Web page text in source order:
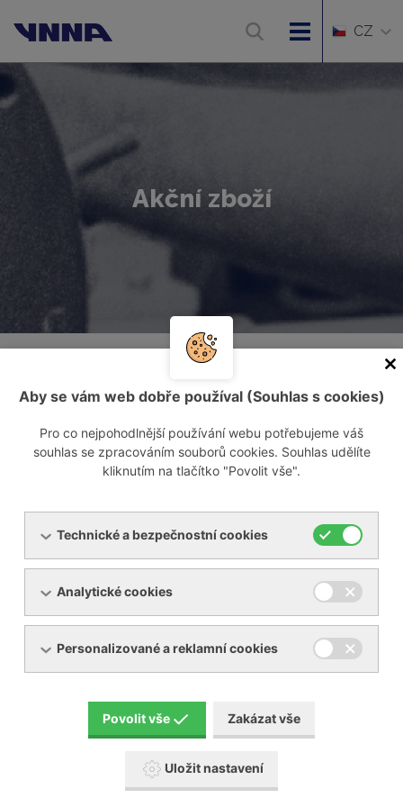
CZ
Akční zboží
Připravujeme
Menu
Produkty
Pronájem zařízení
Servis
Reference
Akční zboží
Popis piktogramů návodů BECKER
Aby se vám web dobře používal (Souhlas s cookies)
Pro co nejpohodlnější používání webu potřebujeme váš
souhlas se zpracováním souborů cookies. Souhlas udělíte
kliknutím na tlačítko "Povolit vše".
Technické a bezpečnostní cookies
Analytické cookies
Personalizované a reklamní cookies
Povolit vše Zakázat vše
Uložit nastavení